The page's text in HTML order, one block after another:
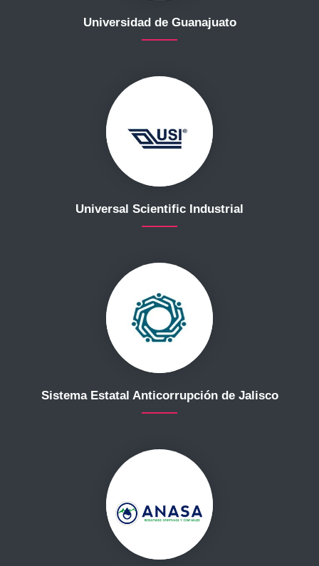
Universidad de Guanajuato
Universal Scientific Industrial
Sistema Estatal Anticorrupción de Jalisco